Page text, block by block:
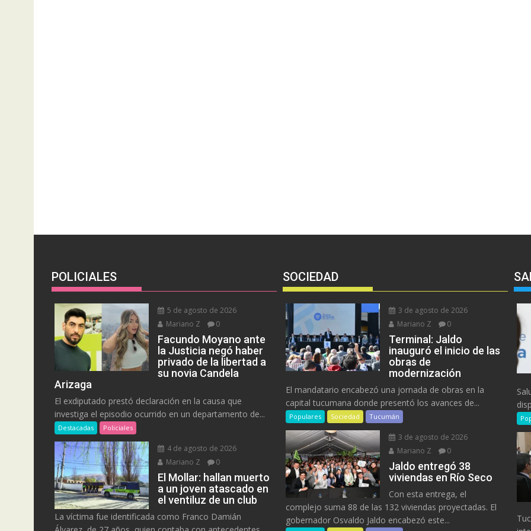
POLICIALES
5 de agosto de 2026
Mariano Z
0
Facundo Moyano ante
la Justicia negó haber
privado de la libertad a
su novia Candela
Arizaga
El exdiputado prestó declaración en la causa que
investiga el episodio ocurrido en un departamento de...
Destacadas Policiales
4 de agosto de 2026
Mariano Z
0
El Mollar: hallan muerto
a un joven atascado en
el ventiluz de un club
La víctima fue identificada como Franco Damián
SOCIEDAD
3 de agosto de 2026
Mariano Z
0
Terminal: Jaldo
inauguró el inicio de las
obras de
modernización
El mandatario encabezó una jornada de obras en la
capital tucumana donde presentó los avances de...
Populares Sociedad Tucumán
3 de agosto de 2026
Mariano Z
0
Jaldo entregó 38
viviendas en Río Seco
Con esta entrega, el
complejo suma 88 de las 132 viviendas proyectadas. El
gobernador Osvaldo Jaldo encabezó este...